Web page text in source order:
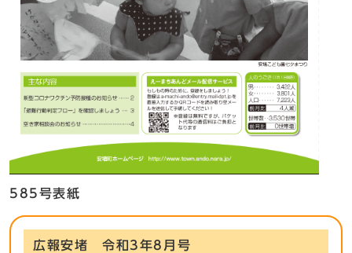
585号表紙
広報安堵 令和3年8月号